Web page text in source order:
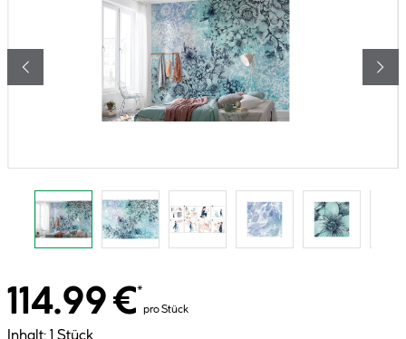
114.99 €*
pro Stück
Inhalt: 1 Stück